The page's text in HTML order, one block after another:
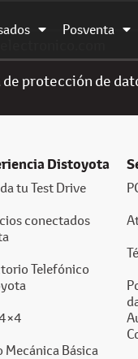
Posventa
protección de
Distoyota
tu Test Drive
conectados
Telefónico
Mecánica Básica